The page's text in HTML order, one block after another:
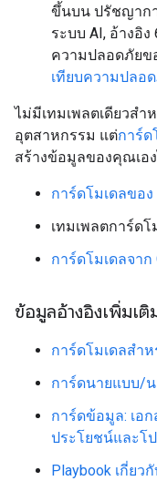
ขึ้นบน ปรัชญาก
ระบบ AI, อ้างอิ
ความปลอดภัยข
เทียบความปลอ
ไม่มีเทมเพลตเดียวส
อุตสาหกรรม แต่การ์ด
สร้างข้อมูลของคุณเอง
การ์ดโมเดลของ
เทมเพลตการ์ดโ
การ์ดโมเดลจาก
ข้อมูลอ้างอิงเพิ่มเติ
การ์ดโมเดลสำ
การ์ดนายแบบ/
การ์ดข้อมูล: เอ
ประโยชน์และโ
Playbook เกี่ยว